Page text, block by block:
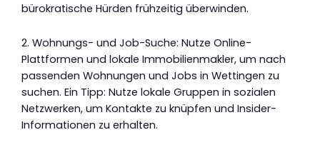
bürokratische Hürden frühzeitig überwinden.
2. Wohnungs- und Job-Suche: Nutze Online-
Plattformen und lokale Immobilienmakler, um nach
passenden Wohnungen und Jobs in Wettingen zu
suchen. Ein Tipp: Nutze lokale Gruppen in sozialen
Netzwerken, um Kontakte zu knüpfen und Insider-
Informationen zu erhalten.